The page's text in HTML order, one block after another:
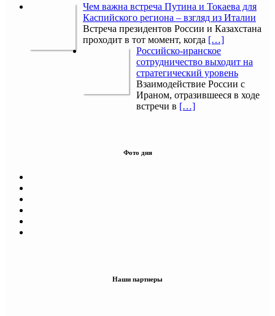
Чем важна встреча Путина и Токаева для
Каспийского региона – взгляд из Италии
Встреча президентов России и Казахстана
проходит в тот момент, когда […]
Российско-иранское
сотрудничество выходит на
стратегический уровень
Взаимодействие России с
Ираном, отразившееся в ходе
встречи в […]
Фото дня
Наши партнеры